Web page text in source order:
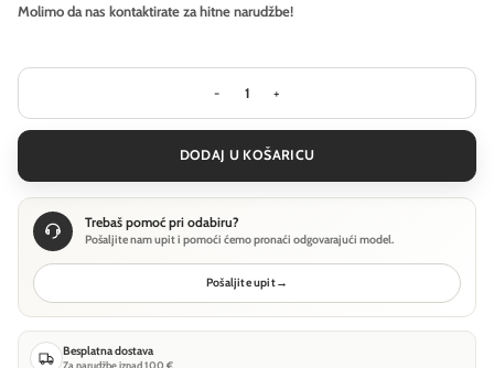
Molimo da nas kontaktirate za hitne narudžbe!
Pejzažna rasvjeta Ideal Lux
DODAJ U KOŠARICU
Trebaš pomoć pri odabiru?
Pošaljite nam upit i pomoći ćemo pronaći odgovarajući model.
Pošaljite upit→
Besplatna dostava
Za narudžbe iznad 100 €